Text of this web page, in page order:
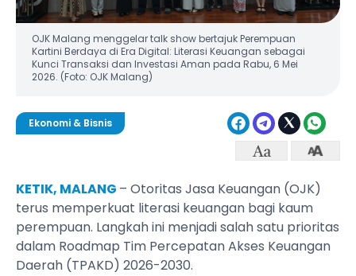
OJK Malang menggelar talk show bertajuk Perempuan
Kartini Berdaya di Era Digital: Literasi Keuangan sebagai
Kunci Transaksi dan Investasi Aman pada Rabu, 6 Mei
2026. (Foto: OJK Malang)
Ekonomi & Bisnis
KETIK, MALANG – Otoritas Jasa Keuangan (OJK)
terus memperkuat literasi keuangan bagi kaum
perempuan. Langkah ini menjadi salah satu prioritas
dalam Roadmap Tim Percepatan Akses Keuangan
Daerah (TPAKD) 2026-2030.